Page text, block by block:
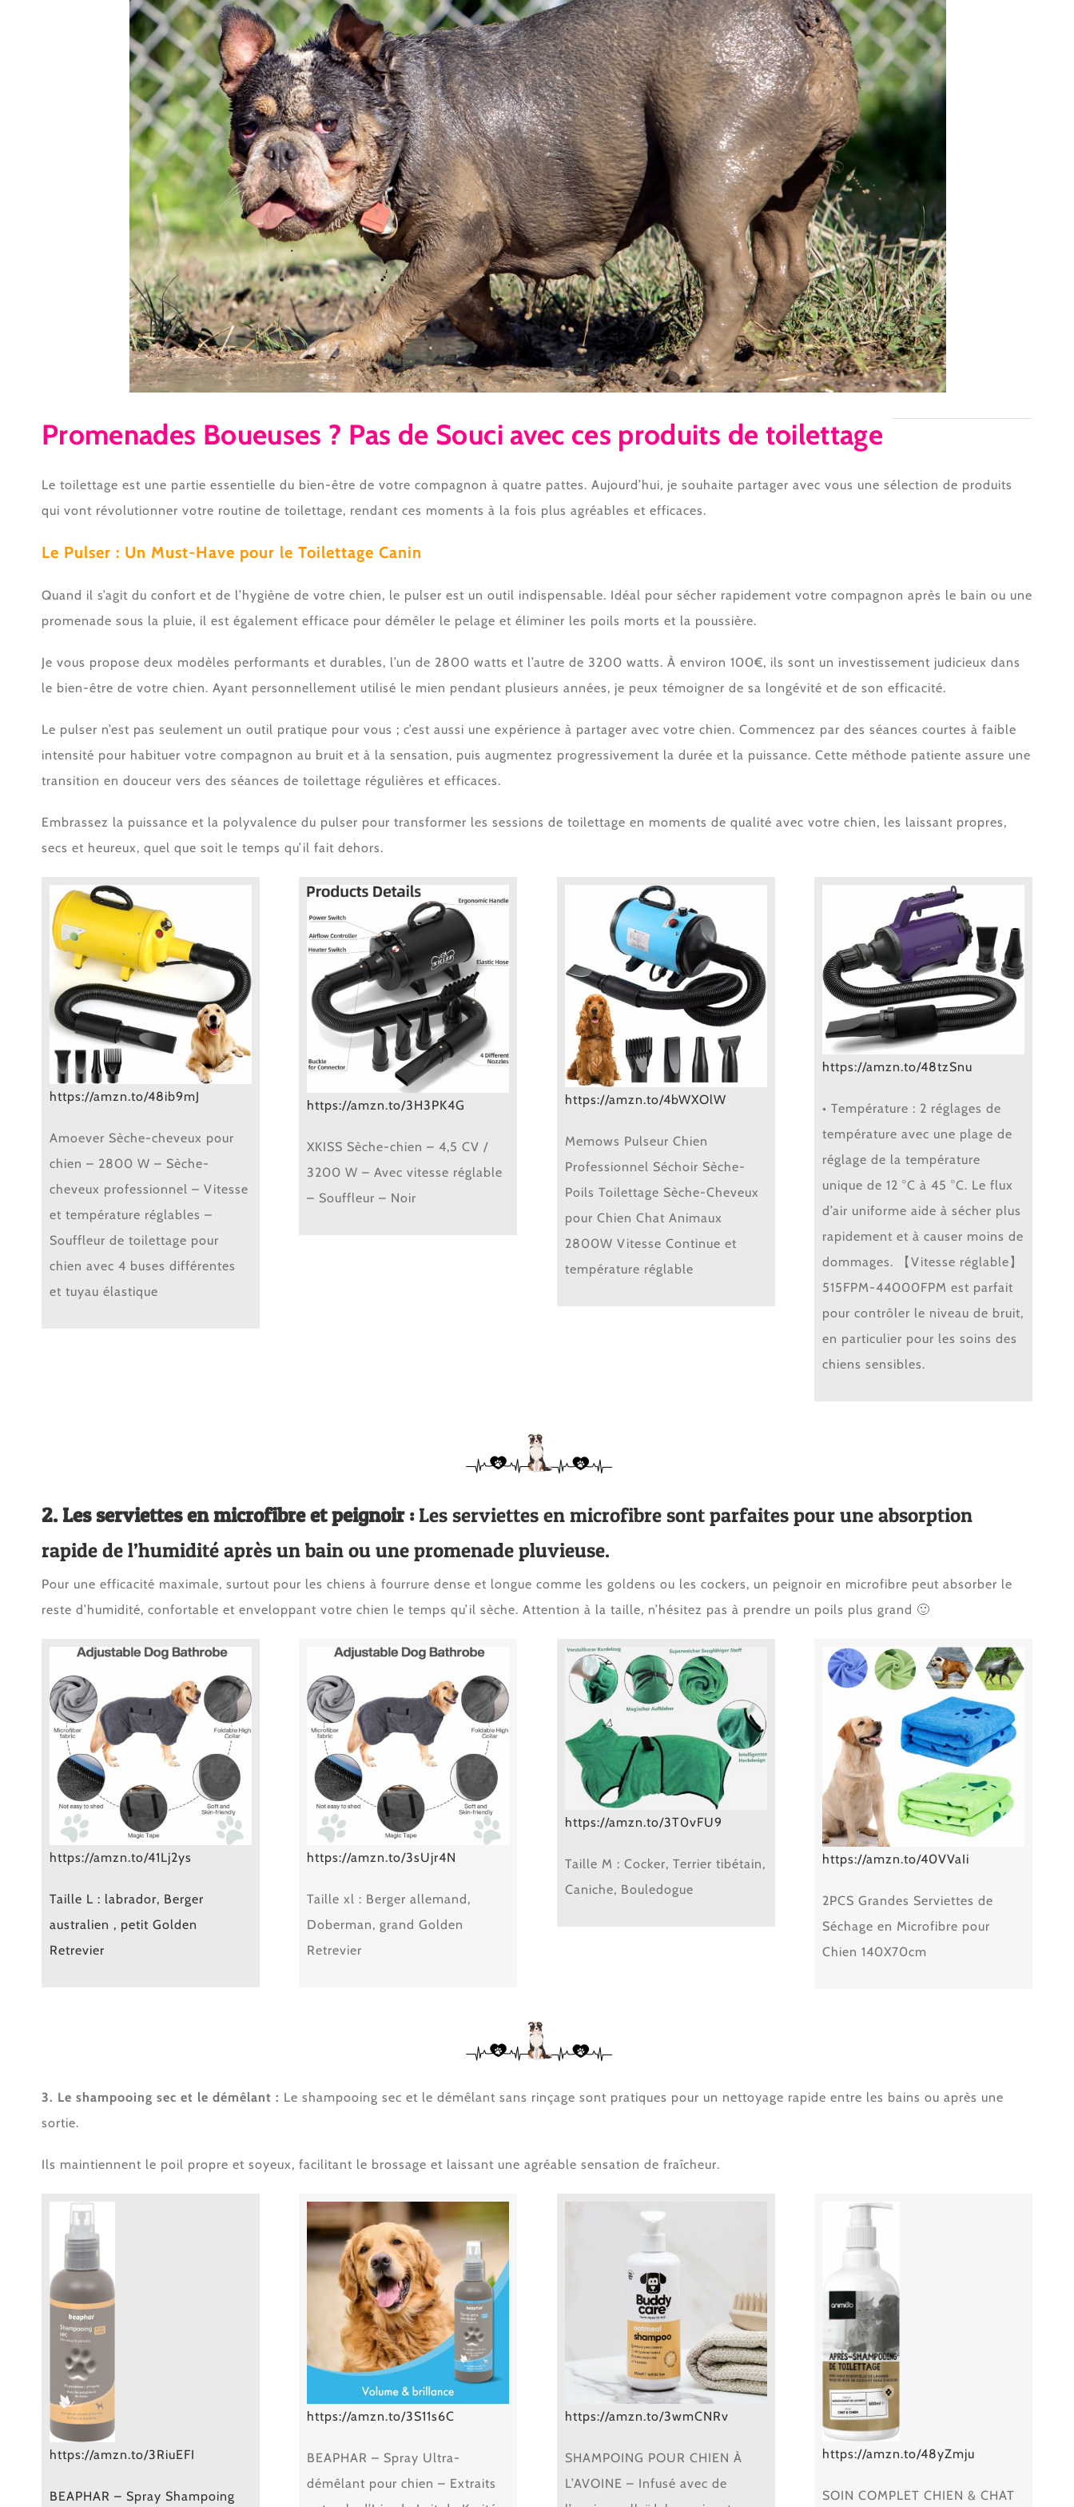
Promenades Boueuses ? Pas de Souci avec ces produits de toilettage
Le toilettage est une partie essentielle du bien-être de votre compagnon à quatre pattes. Aujourd’hui, je souhaite partager avec vous une sélection de produits
qui vont révolutionner votre routine de toilettage, rendant ces moments à la fois plus agréables et efficaces.
Le Pulser : Un Must-Have pour le Toilettage Canin
Quand il s’agit du confort et de l’hygiène de votre chien, le pulser est un outil indispensable. Idéal pour sécher rapidement votre compagnon après le bain ou une
promenade sous la pluie, il est également efficace pour démêler le pelage et éliminer les poils morts et la poussière.
Je vous propose deux modèles performants et durables, l’un de 2800 watts et l’autre de 3200 watts. À environ 100€, ils sont un investissement judicieux dans
le bien-être de votre chien. Ayant personnellement utilisé le mien pendant plusieurs années, je peux témoigner de sa longévité et de son efficacité.
Le pulser n’est pas seulement un outil pratique pour vous ; c’est aussi une expérience à partager avec votre chien. Commencez par des séances courtes à faible
intensité pour habituer votre compagnon au bruit et à la sensation, puis augmentez progressivement la durée et la puissance. Cette méthode patiente assure une
transition en douceur vers des séances de toilettage régulières et efficaces.
Embrassez la puissance et la polyvalence du pulser pour transformer les sessions de toilettage en moments de qualité avec votre chien, les laissant propres,
secs et heureux, quel que soit le temps qu’il fait dehors.
https://amzn.to/48ib9mJ
Amoever Sèche-cheveux pour
chien – 2800 W – Sèche-
cheveux professionnel – Vitesse
et température réglables –
Souffleur de toilettage pour
chien avec 4 buses différentes
et tuyau élastique
https://amzn.to/3H3PK4G
XKISS Sèche-chien – 4,5 CV /
3200 W – Avec vitesse réglable
– Souffleur – Noir
https://amzn.to/4bWXOlW
Memows Pulseur Chien
Professionnel Séchoir Sèche-
Poils Toilettage Sèche-Cheveux
pour Chien Chat Animaux
2800W Vitesse Continue et
température réglable
https://amzn.to/48tzSnu
• Température : 2 réglages de
température avec une plage de
réglage de la température
unique de 12 °C à 45 °C. Le flux
d’air uniforme aide à sécher plus
rapidement et à causer moins de
dommages. 【Vitesse réglable】
515FPM-44000FPM est parfait
pour contrôler le niveau de bruit,
en particulier pour les soins des
chiens sensibles.
2. Les serviettes en microfibre et peignoir :Les serviettes en microfibre sont parfaites pour une absorption
rapide de l’humidité après un bain ou une promenade pluvieuse.
Pour une efficacité maximale, surtout pour les chiens à fourrure dense et longue comme les goldens ou les cockers, un peignoir en microfibre peut absorber le
reste d’humidité, confortable et enveloppant votre chien le temps qu’il sèche. Attention à la taille, n’hésitez pas à prendre un poils plus grand 🙂
https://amzn.to/41Lj2ys
Taille L : labrador, Berger
australien , petit Golden
Retrevier
https://amzn.to/3sUjr4N
Taille xl : Berger allemand,
Doberman, grand Golden
Retrevier
https://amzn.to/3T0vFU9
Taille M : Cocker, Terrier tibétain,
Caniche, Bouledogue
https://amzn.to/40VVaIi
2PCS Grandes Serviettes de
Séchage en Microfibre pour
Chien 140X70cm
3. Le shampooing sec et le démêlant : Le shampooing sec et le démêlant sans rinçage sont pratiques pour un nettoyage rapide entre les bains ou après une
sortie.
Ils maintiennent le poil propre et soyeux, facilitant le brossage et laissant une agréable sensation de fraîcheur.
https://amzn.to/3RiuEFI
BEAPHAR – Spray Shampoing
https://amzn.to/3S11s6C
BEAPHAR – Spray Ultra-
démêlant pour chien – Extraits
https://amzn.to/3wmCNRv
SHAMPOING POUR CHIEN À
L’AVOINE – Infusé avec de
https://amzn.to/48yZmju
SOIN COMPLET CHIEN & CHAT